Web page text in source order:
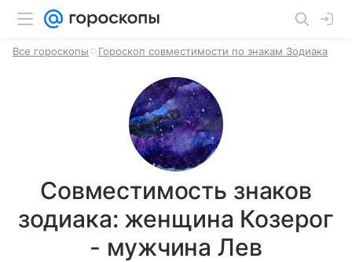
Все гороскопы Гороскоп совместимости по знакам Зодиака
Совместимость знаков
зодиака: женщина Козерог
- мужчина Лев